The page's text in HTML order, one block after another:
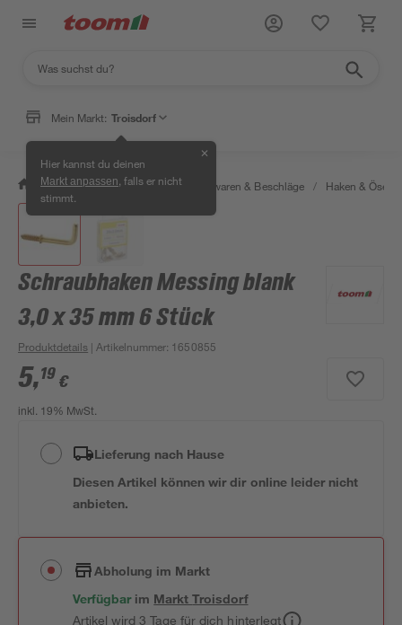
Mein Markt: Troisdorf
Hier kannst du deinen
Markt anpassen , falls er nicht
stimmt.
✕
/ Werkstatt & Maschinen / Eisenwaren & Beschläge / Haken & Ösen
Schraubhaken Messing blank
3,0 x 35 mm 6 Stück
Produktdetails | Artikelnummer: 1650855
5,19 €
inkl. 19% MwSt.
Lieferung nach Hause
Diesen Artikel können wir dir online leider nicht
anbieten.
Abholung im Markt
Verfügbar im MarktTroisdorf
Artikel wird 3 Tage für dich hinterlegt